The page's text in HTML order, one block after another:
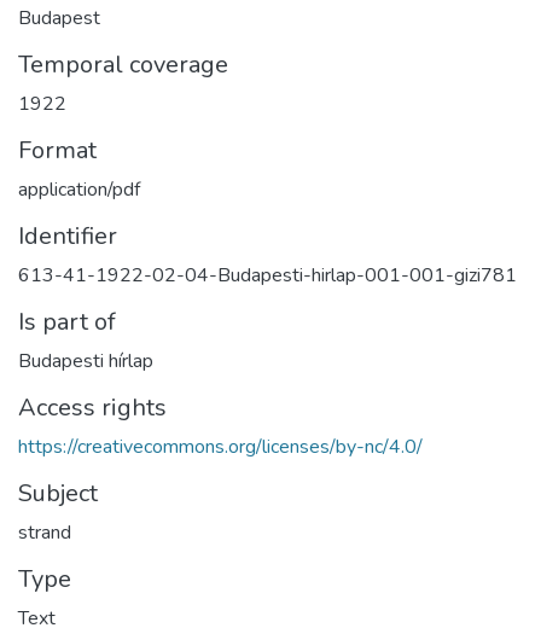
Budapest
Temporal coverage
1922
Format
application/pdf
Identifier
613-41-1922-02-04-Budapesti-hirlap-001-001-gizi781
Is part of
Budapesti hírlap
Access rights
https://creativecommons.org/licenses/by-nc/4.0/
Subject
strand
Type
Text